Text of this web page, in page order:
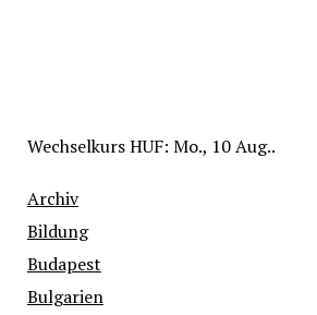
WechselkursHUF: Mo., 10 Aug..
Archiv
Bildung
Budapest
Bulgarien